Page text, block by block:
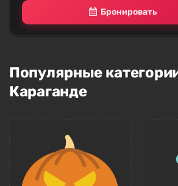
Бронировать
Популярные
Караганде